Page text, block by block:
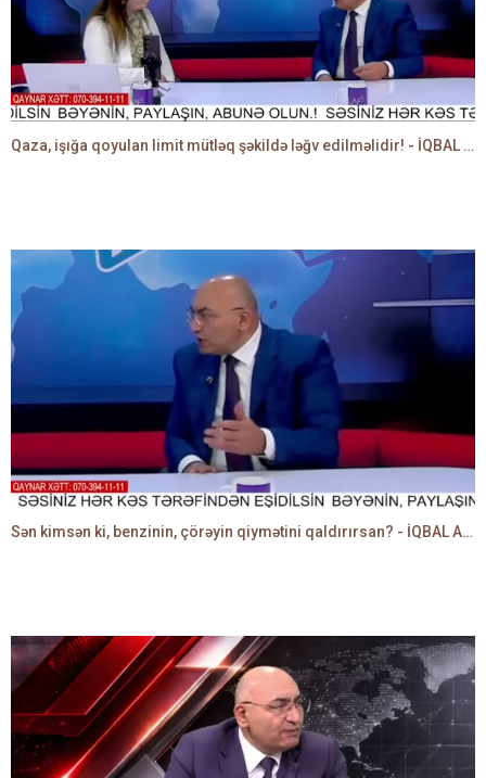
Qaza, işığa qoyulan limit mütləq şəkildə ləğv edilməlidir! - İQBAL AĞAZADƏ
Sən kimsən ki, benzinin, çörəyin qiymətini qaldırırsan? - İQBAL AĞAZADƏ